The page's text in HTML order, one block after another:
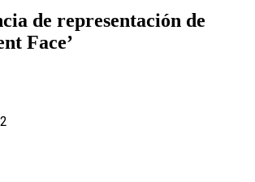
de representación de
Face’